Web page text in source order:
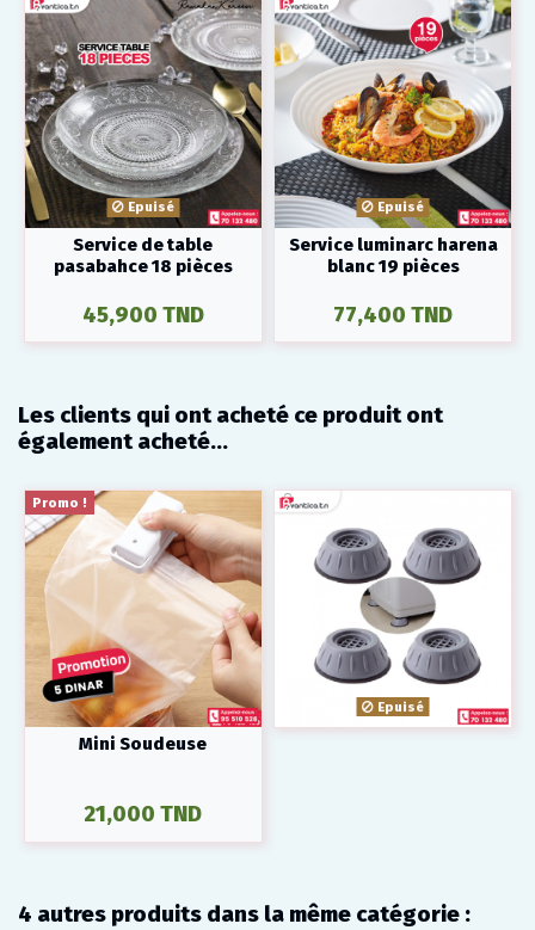
Epuisé
Service de table
pasabahce 18 pièces
45,900 TND
Epuisé
Service luminarc harena
blanc 19 pièces
77,400 TND
Les clients qui ont acheté ce produit ont
également acheté...
Promo !
Mini Soudeuse
21,000 TND
Epuisé
4 autres produits dans la même catégorie :